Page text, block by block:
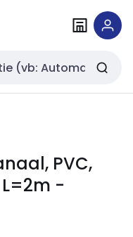
PVC,
L=2m -